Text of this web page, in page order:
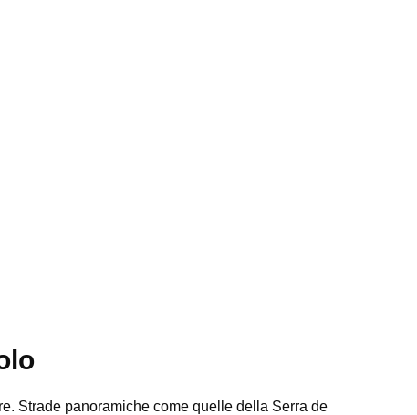
Strade panoramiche come quelle della Serra de